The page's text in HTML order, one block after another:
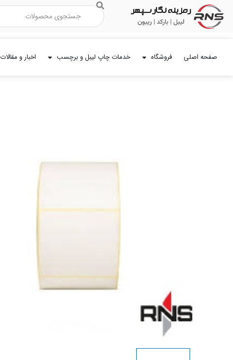
پرش
جستجو
صفحه اصلی فروشگاه خدمات چاپ لیبل و برچسب اخبار و مقالات